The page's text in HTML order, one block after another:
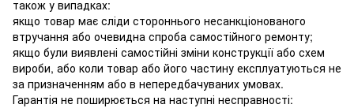
також у випадках:
якщо товар має сліди стороннього несанкціонованого
втручання або очевидна спроба самостійного ремонту;
якщо були виявлені самостійні зміни конструкції або схем
вироби, або коли товар або його частину експлуатуються не
за призначенням або в непередбачуваних умовах.
Гарантія не поширюється на наступні несправності: